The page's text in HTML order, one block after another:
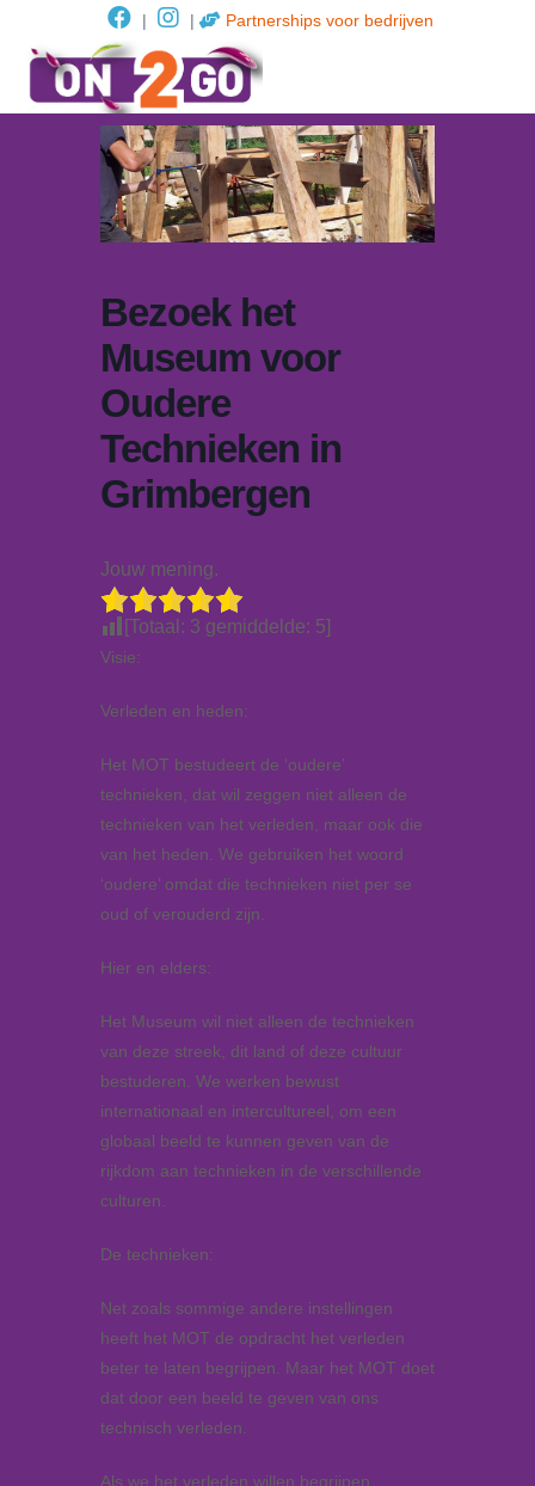
| | Partnerships voor bedrijven
Bezoek het
Museum voor
Oudere
Technieken in
Grimbergen
Jouw mening.
[Totaal: 3 gemiddelde: 5]
Visie:
Verleden en heden:
Het MOT bestudeert de ‘oudere’
technieken, dat wil zeggen niet alleen de
technieken van het verleden, maar ook die
van het heden. We gebruiken het woord
‘oudere’ omdat die technieken niet per se
oud of verouderd zijn.
Hier en elders:
Het Museum wil niet alleen de technieken
van deze streek, dit land of deze cultuur
bestuderen. We werken bewust
internationaal en intercultureel, om een
globaal beeld te kunnen geven van de
rijkdom aan technieken in de verschillende
culturen.
De technieken:
Net zoals sommige andere instellingen
heeft het MOT de opdracht het verleden
beter te laten begrijpen. Maar het MOT doet
dat door een beeld te geven van ons
technisch verleden.
Als we het verleden willen begrijpen,